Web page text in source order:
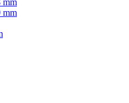
mm
mm